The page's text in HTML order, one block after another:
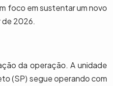
foco em sustentar um novo
de 2026.
da operação. A unidade
(SP) segue operando com